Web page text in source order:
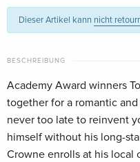
Standard Edition —
Englisch · UK Version
Standard Edition
Standard Edition
Französisch
Standard Edition
Dieser Artikel kann nicht
BESCHREIBUNG
Academy Award winners
together for a romantic
never too late to reinvent
himself without his long-
Crowne enrolls at his local